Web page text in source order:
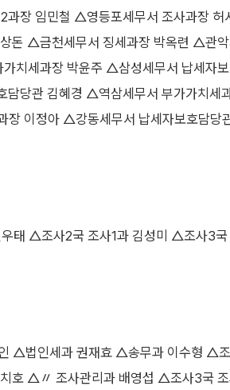
장 임민철 △영등포세무서 조사과장 허
돈 △금천세무서 징세과장 박옥련 △관
치세과장 박윤주 △삼성세무서 납세자보
당관 김혜경 △역삼세무서 부가가치세
장 이정아 △강동세무서 납세자보호담당
태 △조사2국 조사1과 김성미 △조사3국
△법인세과 권재효 △송무과 이수형 △
호 △〃 조사관리과 배영섭 △조사3국 조